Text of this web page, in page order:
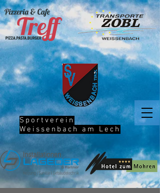
Sportverein
Weissenbach am Lech